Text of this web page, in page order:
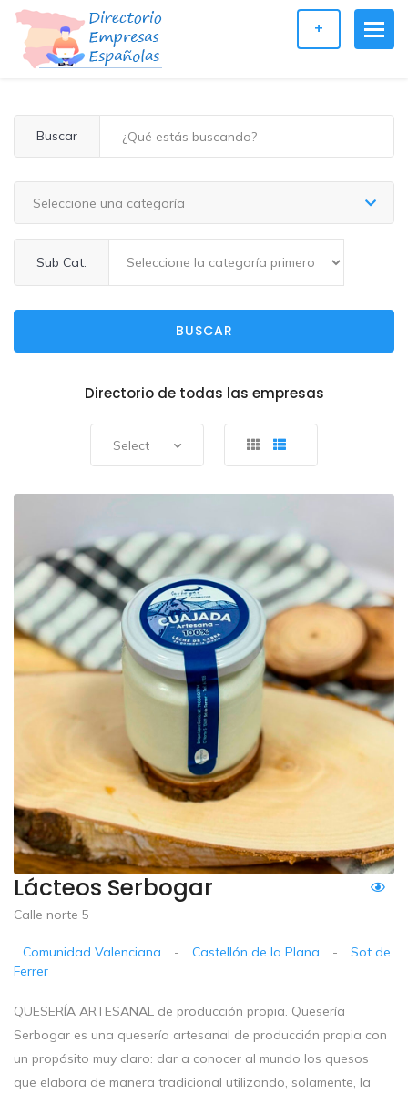
+
Buscar
Seleccione una categoría
Sub Cat.
BUSCAR
Directorio de todas las empresas
Select
Lácteos Serbogar
Calle norte 5
Comunidad Valenciana - Castellón de la Plana -
Sot de
Ferrer
QUESERÍA ARTESANAL de producción propia. Quesería
Serbogar es una quesería artesanal de producción propia con
un propósito muy claro: dar a conocer al mundo los quesos
que elabora de manera tradicional utilizando, solamente, la